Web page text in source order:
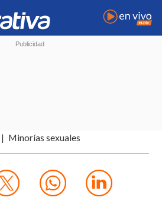
Minorías sexuales